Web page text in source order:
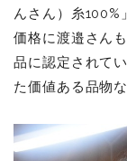
んさん）糸
価格に渡邉さん
品に認定されて
た価値ある品物な